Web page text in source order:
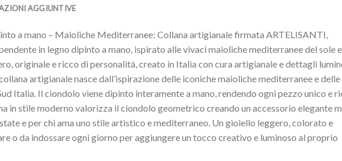
AGGIUNTIVE
a mano – Maioliche Mediterranee: Collana artigianale firmata ARTELISANTI,
in legno dipinto a mano, ispirato alle vivaci maioliche mediterranee del sole e
originale e ricco di personalità, creato in Italia con cura artigianale e dettagli
artigianale nasce dall’ispirazione delle iconiche maioliche mediterranee e delle
Italia. Il ciondolo viene dipinto interamente a mano, rendendo ogni pezzo unico e
in stile moderno valorizza il ciondolo geometrico creando un accessorio elegante
e per chi ama uno stile artistico e mediterraneo. Un gioiello leggero, colorato e
o da indossare ogni giorno per aggiungere un tocco creativo e luminoso al proprio